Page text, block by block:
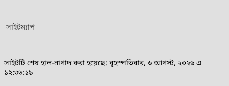
সাইটম্যাপ
সাইটটি শেষ হাল-নাগাদ করা হয়েছে: বৃহস্পতিবার, ৬ আগস্ট, ২০২৬ এ
১২:৩৬:১৯